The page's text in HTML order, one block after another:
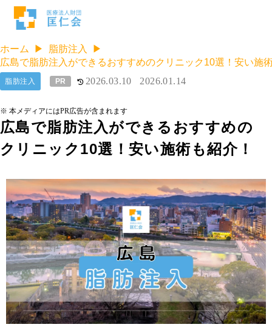
ホーム
脂肪注入
広島で脂肪注入ができるおすすめのクリニック10選！安い施
広島で脂肪注入ができるおすすめの
クリニック10選！安い施術も紹介！
2026.03.10 2026.01.14
脂肪注入 PR
※ 本メディアにはPR広告が含まれます